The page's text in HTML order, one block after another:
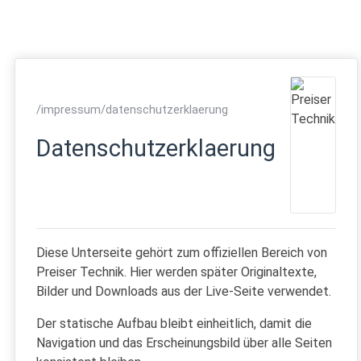
/impressum/datenschutzerklaerung
Datenschutzerklaerung
Diese Unterseite gehört zum offiziellen Bereich von
Preiser Technik. Hier werden später Originaltexte,
Bilder und Downloads aus der Live-Seite verwendet.
Der statische Aufbau bleibt einheitlich, damit die
Navigation und das Erscheinungsbild über alle Seiten